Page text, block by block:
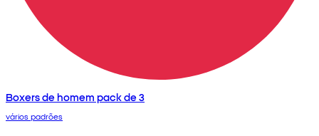
Boxers de homem pack de 3
vários padrões